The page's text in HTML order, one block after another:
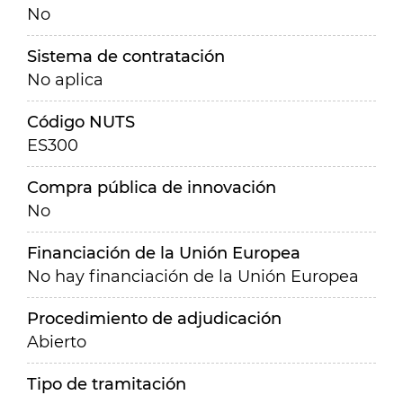
No
Sistema de contratación
No aplica
Código NUTS
ES300
Compra pública de innovación
No
Financiación de la Unión Europea
No hay financiación de la Unión Europea
Procedimiento de adjudicación
Abierto
Tipo de tramitación